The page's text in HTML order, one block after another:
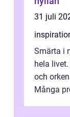
31 juli
Smärta i
hela
och
Många